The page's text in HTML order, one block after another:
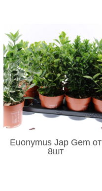
Euonymus Jap Gem от
8шт